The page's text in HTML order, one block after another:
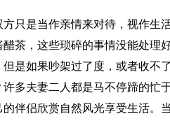
是当作亲情来对待，视作生
茶，这些琐碎的事情没能处理
是如果吵架过了度，或者收不
多夫妻二人都是马不停蹄的忙
伴侣欣赏自然风光享受生活。